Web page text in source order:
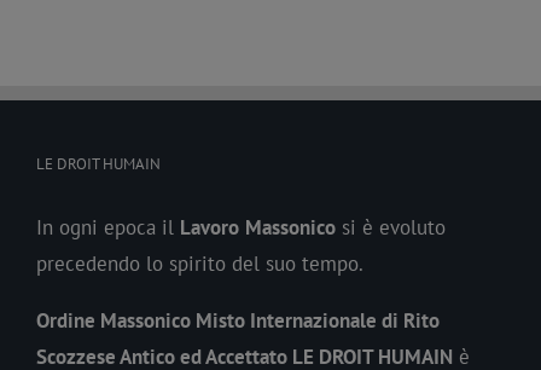
LE DROIT HUMAIN
In ogni epoca il Lavoro Massonico si è evoluto
precedendo lo spirito del suo tempo.
Ordine Massonico Misto Internazionale di Rito
Scozzese Antico ed Accettato LE DROIT HUMAIN è